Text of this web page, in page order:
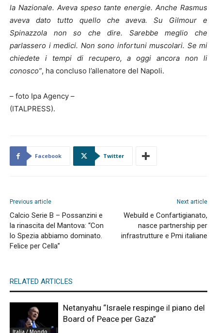
la Nazionale. Aveva speso tante energie. Anche Rasmus
aveva dato tutto quello che aveva. Su Gilmour e
Spinazzola non so che dire. Sarebbe meglio che
parlassero i medici. Non sono infortuni muscolari. Se mi
chiedete i tempi di recupero, a oggi ancora non li
conosco”, ha concluso l’allenatore del Napoli.
– foto Ipa Agency –
(ITALPRESS).
Facebook Twitter
Previous article
Calcio Serie B – Possanzini e
la rinascita del Mantova: “Con
lo Spezia abbiamo dominato.
Felice per Cella”
Next article
Webuild e Confartigianato,
nasce partnership per
infrastrutture e Pmi italiane
RELATED ARTICLES
Italia / Mondo
Netanyahu “Israele respinge il piano del
Board of Peace per Gaza”